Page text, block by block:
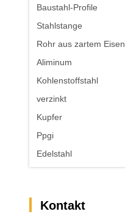
Baustahl-Profile
Stahlstange
Rohr aus zartem Eisen
Aliminum
Kohlenstoffstahl
verzinkt
Kupfer
Ppgi
Edelstahl
Kontakt